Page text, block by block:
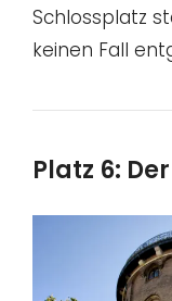
Schlossplatz
keinen Fall
Platz 6: